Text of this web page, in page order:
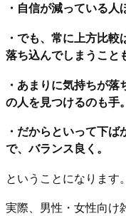
・自信が減っている人
・でも、常に上方比
落ち込んでしまうこと
・あまりに気持ちが
の人を見つけるのも手。
・だからといって下
で、バランス良く。
ということになります。
実際、男性・女性向け